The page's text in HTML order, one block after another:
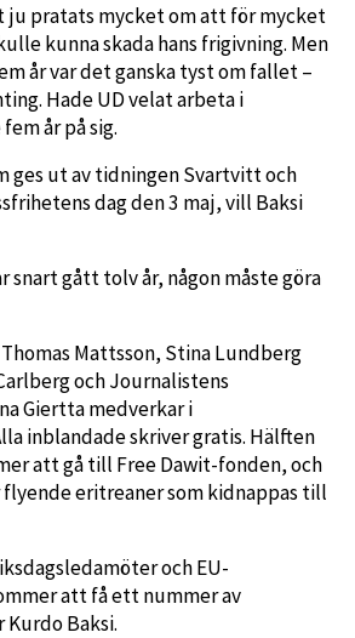
ju pratats mycket om att för mycket
kunna skada hans frigivning. Men
år var det ganska tyst om fallet –
Hade UD velat arbeta i
år på sig.
ges ut av tidningen Svartvitt och
dag den 3 maj, vill Baksi
snart gått tolv år, någon måste göra
Mattsson, Stina Lundberg
och Journalistens
Giertta medverkar i
inblandade skriver gratis. Hälften
att gå till Free Dawit-fonden, och
eritreaner som kidnappas till
och EU-
att få ett nummer av
Baksi.